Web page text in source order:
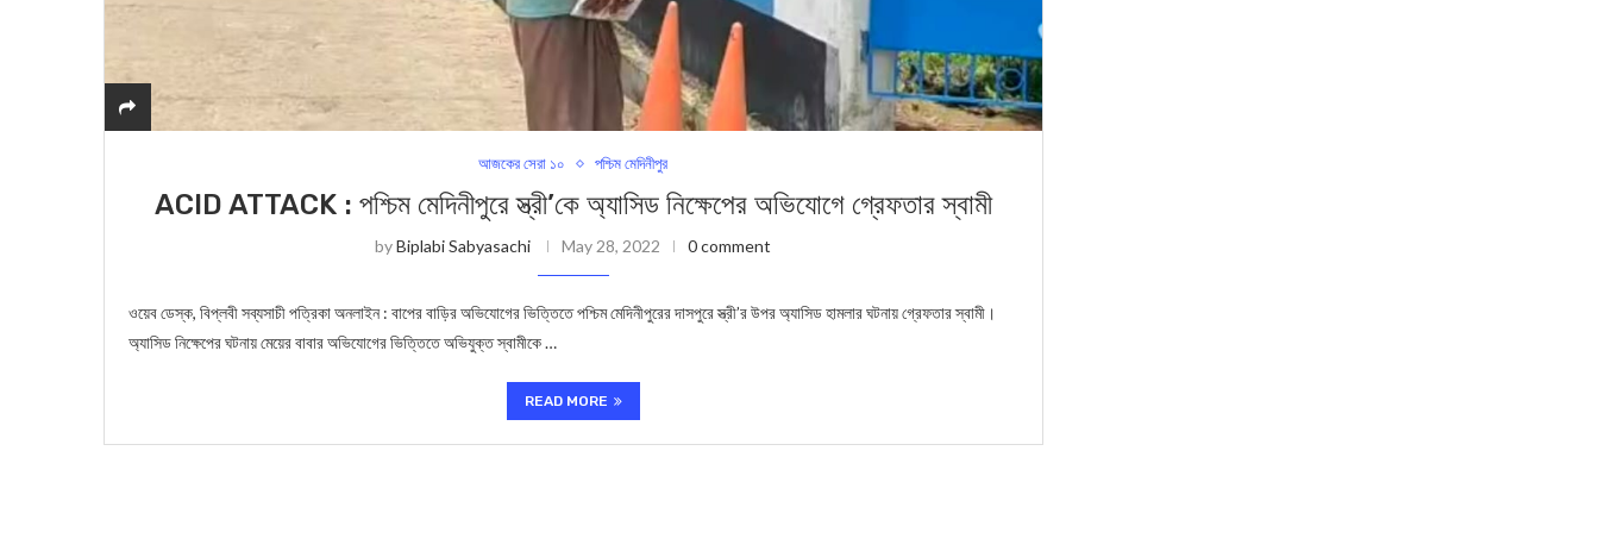
আজকের সেরা ১০ পশ্চিম মেদিনীপুর
ACID ATTACK : পশ্চিম মেদিনীপুরে স্ত্রী’কে অ্যাসিড নিক্ষেপের অভিযোগে গ্রেফতার স্বামী
byBiplabi Sabyasachi May 28, 2022 0 comment
ওয়েব ডেস্ক, বিপ্লবী সব্যসাচী পত্রিকা অনলাইন : বাপের বাড়ির অভিযোগের ভিত্তিতে পশ্চিম মেদিনীপুরের দাসপুরে স্ত্রী’র উপর অ্যাসিড হামলার ঘটনায় গ্রেফতার স্বামী।
অ্যাসিড নিক্ষেপের ঘটনায় মেয়ের বাবার অভিযোগের ভিত্তিতে অভিযুক্ত স্বামীকে …
READ MORE